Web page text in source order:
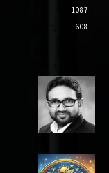
1087
608